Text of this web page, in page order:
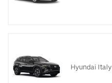
Hyundai Italy